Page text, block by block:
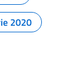
2020